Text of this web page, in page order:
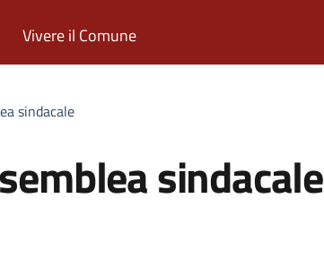
Vivere il Comune
sindacale
sindacale